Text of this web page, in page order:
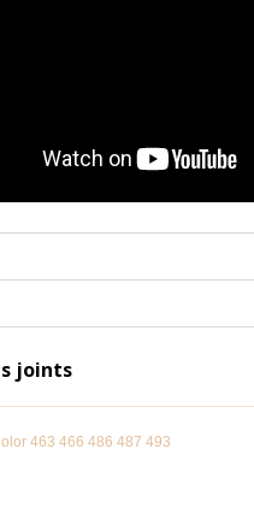
joints
463 466 486 487 493